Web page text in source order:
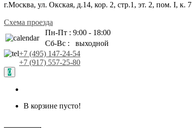
г.Москва, ул. Окская, д.14, кор. 2, стр.1, эт. 2, пом. I, к. 7
Схема проезда
Пн-Пт : 9:00 - 18:00
Сб-Вс : выходной
+7 (495) 147-24-54
+7 (917) 557-25-80
0
В корзине пусто!